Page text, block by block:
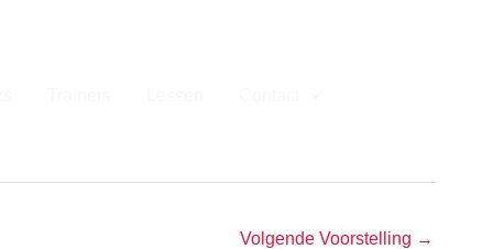
Volgende Voorstelling →